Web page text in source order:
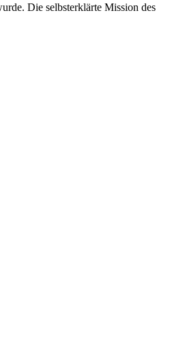
Die selbsterklärte Mission des